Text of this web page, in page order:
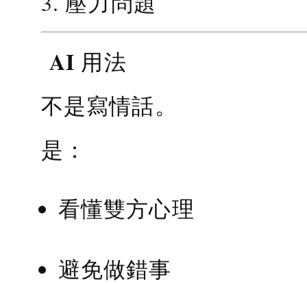
AI 用法
不是寫情話。
是：
看懂雙方心理
避免做錯事